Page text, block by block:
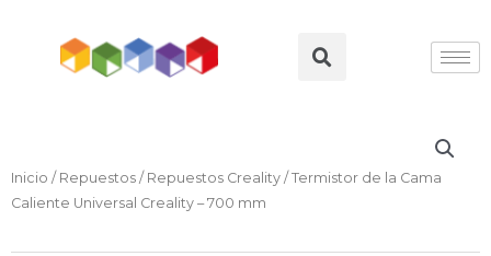
contenido
Search
Inicio / Repuestos / Repuestos Creality / Termistor de la Cama
Caliente Universal Creality – 700 mm